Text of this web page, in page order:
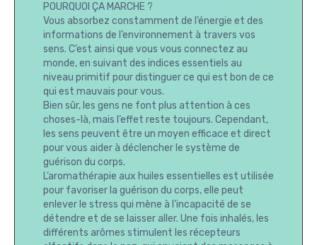
POURQUOI ÇA MARCHE ?
Vous absorbez constamment de l’énergie et des
informations de l’environnement à travers vos
sens. C’est ainsi que vous vous connectez au
monde, en suivant des indices essentiels au
niveau primitif pour distinguer ce qui est bon de ce
qui est mauvais pour vous.
Bien sûr, les gens ne font plus attention à ces
choses-là, mais l’effet reste toujours. Cependant,
les sens peuvent être un moyen efficace et direct
pour vous aider à déclencher le système de
guérison du corps.
L’aromathérapie aux huiles essentielles est utilisée
pour favoriser la guérison du corps, elle peut
enlever le stress qui mène à l’incapacité de se
détendre et de se laisser aller. Une fois inhalés, les
différents arômes stimulent les récepteurs